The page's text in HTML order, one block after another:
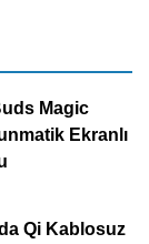
Magic
Ekranlı
Qi Kablosuz